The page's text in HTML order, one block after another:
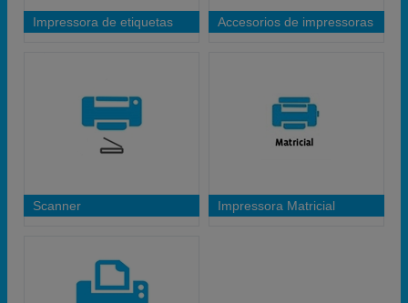
Impressora de etiquetas Accesorios de impressoras
Scanner Impressora Matricial